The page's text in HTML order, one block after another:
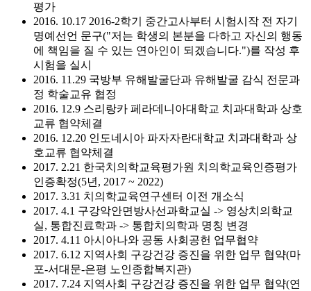
평가
2016. 10.17 2016-2학기 중간고사부터 시험시작 전 자기
명예선언 문구("저는 학생의 본분을 다하고 자신의 행동
에 책임을 질 수 있는 연아인이 되겠습니다.")를 작성 후
시험을 실시
2016. 11.29 국방부 유해발굴단과 유해발굴 감식 전문과
정 학술교유 협정
2016. 12.9 스리랑카 페라데니아대학교 치과대학과 상호
교류 협약체결
2016. 12.20 인도네시아 파자자란대학교 치과대학과 상
호교류 협약체결
2017. 2.21 한국치의학교육평가원 치의학교육인증평가
인증확정(5년, 2017 ~ 2022)
2017. 3.31 치의학교육연구센터 이전 개소식
2017. 4.1 구강악안면방사선과학교실 -> 영상치의학교
실, 통합진료학과 -> 통합치의학과 명칭 변경
2017. 4.11 아시아나와 공동 사회공헌 업무협약
2017. 6.12 지역사회 구강건강 증진을 위한 업무 협약(마
포-서대문-은평 노인종합복지관)
2017. 7.24 지역사회 구강건강 증진을 위한 업무 협약(연